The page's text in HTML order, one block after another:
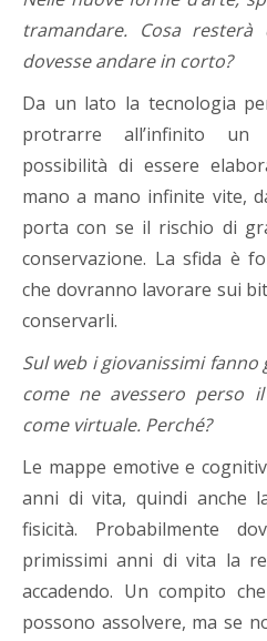
tramandare. Cosa
dovesse andare in corto?
Da un lato la tecnologia
protrarre all’infinito
possibilità di essere
mano a mano infinite vite,
porta con se il rischio di
conservazione. La sfida è
che dovranno lavorare sui
conservarli.
Sul web i giovanissimi
come ne avessero perso
come virtuale. Perché?
Le mappe emotive e
anni di vita, quindi anche
fisicità. Probabilmente
primissimi anni di vita la
accadendo. Un compito
possono assolvere, ma se